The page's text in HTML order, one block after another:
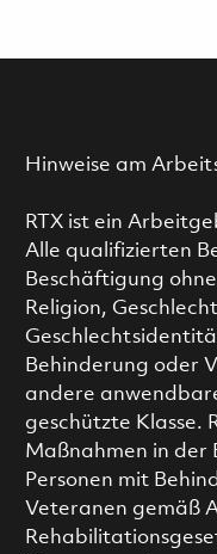
Hinweise am
RTX ist ein
Alle qualifizierten
Beschäftigung
Religion,
Behinderung oder
andere
geschützte Klasse.
Maßnahmen in der
Personen mit
Veteranen gemäß